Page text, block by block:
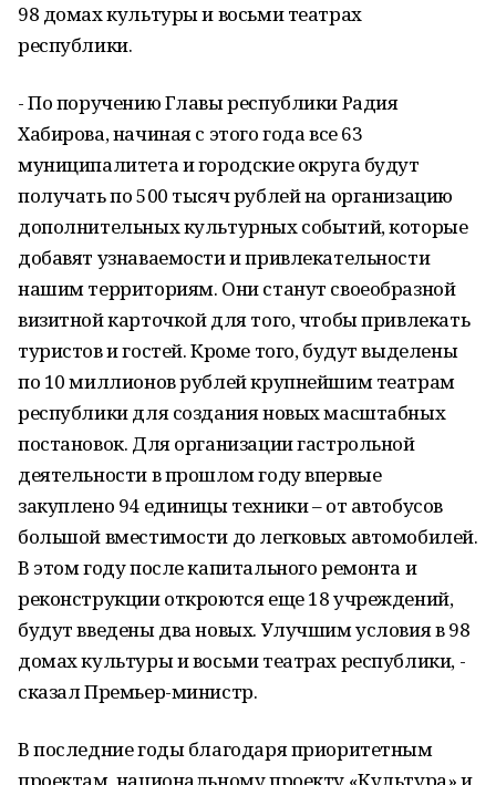
98 домах культуры и восьми театрах
республики.
- По поручению Главы республики Радия
Хабирова, начиная с этого года все 63
муниципалитета и городские округа будут
получать по 500 тысяч рублей на организацию
дополнительных культурных событий, которые
добавят узнаваемости и привлекательности
нашим территориям. Они станут своеобразной
визитной карточкой для того, чтобы привлекать
туристов и гостей. Кроме того, будут выделены
по 10 миллионов рублей крупнейшим театрам
республики для создания новых масштабных
постановок. Для организации гастрольной
деятельности в прошлом году впервые
закуплено 94 единицы техники – от автобусов
большой вместимости до легковых автомобилей.
В этом году после капитального ремонта и
реконструкции откроются еще 18 учреждений,
будут введены два новых. Улучшим условия в 98
домах культуры и восьми театрах республики, -
сказал Премьер-министр.
В последние годы благодаря приоритетным